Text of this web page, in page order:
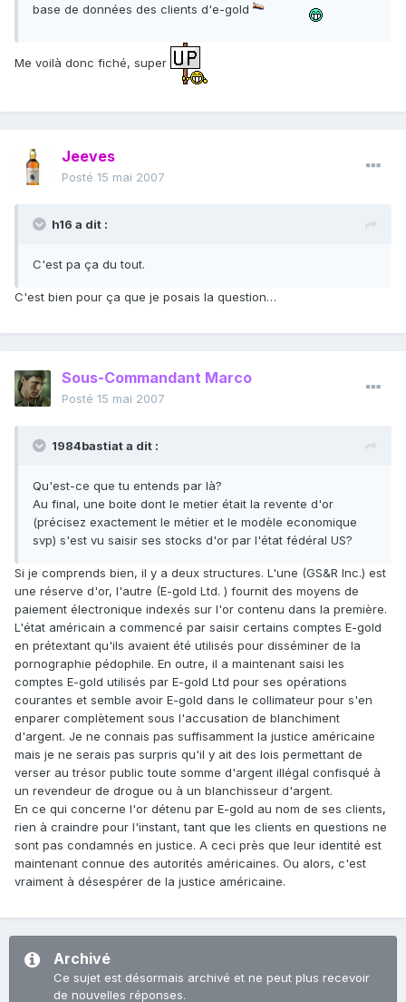
base de données des clients d'e-gold
Me voilà donc fiché, super
Jeeves
Posté 15 mai 2007
h16 a dit :
C'est pa ça du tout.
C'est bien pour ça que je posais la question…
Sous-Commandant Marco
Posté 15 mai 2007
1984bastiat a dit :
Qu'est-ce que tu entends par là?
Au final, une boite dont le metier était la revente d'or
(précisez exactement le métier et le modèle economique
svp) s'est vu saisir ses stocks d'or par l'état fédéral US?
Si je comprends bien, il y a deux structures. L'une (GS&R Inc.) est
une réserve d'or, l'autre (E-gold Ltd. ) fournit des moyens de
paiement électronique indexés sur l'or contenu dans la première.
L'état américain a commencé par saisir certains comptes E-gold
en prétextant qu'ils avaient été utilisés pour disséminer de la
pornographie pédophile. En outre, il a maintenant saisi les
comptes E-gold utilisés par E-gold Ltd pour ses opérations
courantes et semble avoir E-gold dans le collimateur pour s'en
enparer complètement sous l'accusation de blanchiment
d'argent. Je ne connais pas suffisamment la justice américaine
mais je ne serais pas surpris qu'il y ait des lois permettant de
verser au trésor public toute somme d'argent illégal confisqué à
un revendeur de drogue ou à un blanchisseur d'argent.
En ce qui concerne l'or détenu par E-gold au nom de ses clients,
rien à craindre pour l'instant, tant que les clients en questions ne
sont pas condamnés en justice. A ceci près que leur identité est
maintenant connue des autorités américaines. Ou alors, c'est
vraiment à désespérer de la justice américaine.
Archivé
Ce sujet est désormais archivé et ne peut plus recevoir
de nouvelles réponses.